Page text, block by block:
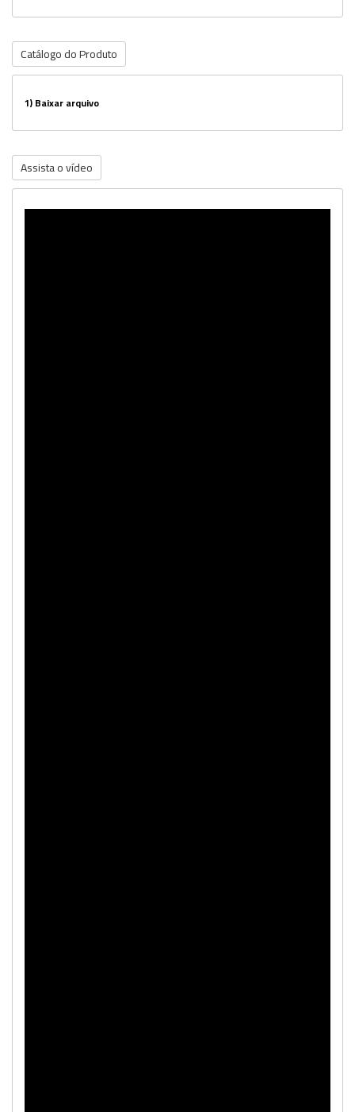
Catálogo do Produto
1)Baixar arquivo
Assista o vídeo